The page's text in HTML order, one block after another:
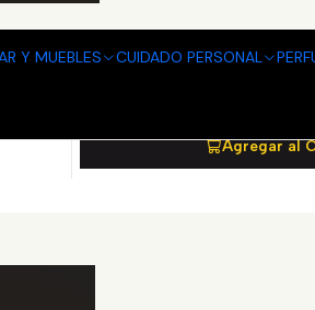
Y MUEBLES CUIDADO PERSONAL
-33%OFF
ODYSSEY MANDARIN
Agregar al